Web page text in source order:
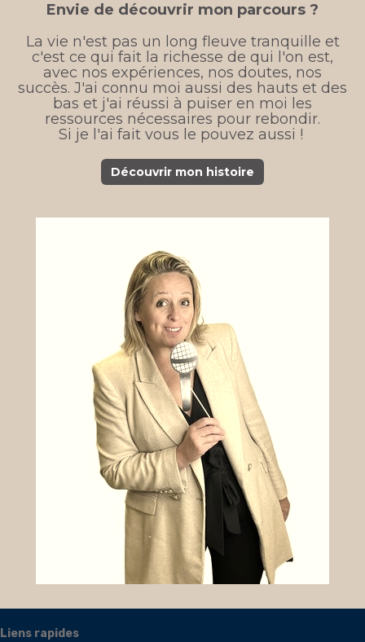
Envie de découvrir mon parcours ?
La vie n'est pas un long fleuve tranquille et
c'est ce qui fait la richesse de qui l'on est,
avec nos expériences, nos doutes, nos
succès. J'ai connu moi aussi des hauts et des
bas et j'ai réussi à puiser en moi les
ressources nécessaires pour rebondir.
Si je l'ai fait vous le pouvez aussi !
Découvrir mon histoire
Liens rapides